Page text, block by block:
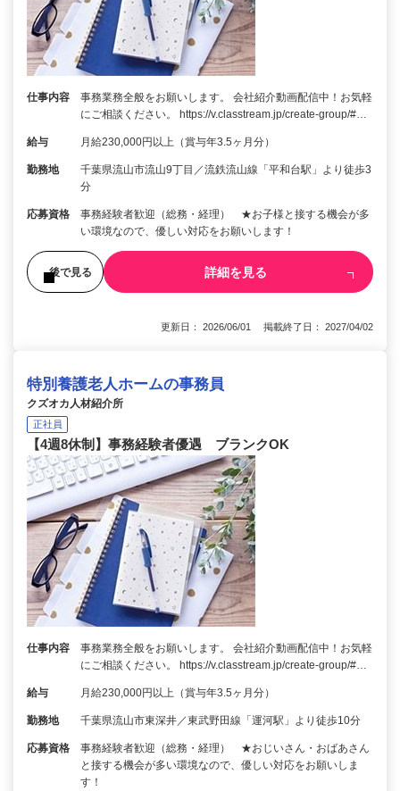
仕事内容
事務業務全般をお願いします。 会社紹介動画配信中！お気軽
にご相談ください。 https://v.classtream.jp/create-group/#…
給与 月給230,000円以上（賞与年3.5ヶ月分）
勤務地
千葉県流山市流山9丁目／流鉄流山線「平和台駅」より徒歩3
分
応募資格
事務経験者歓迎（総務・経理） ★お子様と接する機会が多
い環境なので、優しい対応をお願いします！
後で見る 詳細を見る
更新日： 2026/06/01 掲載終了日： 2027/04/02
特別養護老人ホームの事務員
クズオカ人材紹介所
正社員
【4週8休制】事務経験者優遇 ブランクOK
仕事内容
事務業務全般をお願いします。 会社紹介動画配信中！お気軽
にご相談ください。 https://v.classtream.jp/create-group/#…
給与 月給230,000円以上（賞与年3.5ヶ月分）
勤務地 千葉県流山市東深井／東武野田線「運河駅」より徒歩10分
応募資格
事務経験者歓迎（総務・経理） ★おじいさん・おばあさん
と接する機会が多い環境なので、優しい対応をお願いしま
す！